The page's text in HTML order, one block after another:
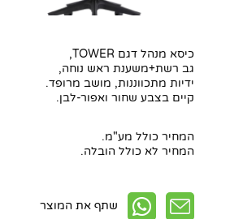
כיסא מנהל דגם TOWER,
גב רשת+משענת ראש נוחה,
ידיות מתכווננות, מושב מרופד.
קיים בצבע שחור ואפור-לבן.
המחיר כולל מע"מ.
המחיר לא כולל הובלה.
שתף את המוצר